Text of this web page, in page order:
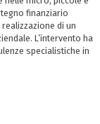
finanziario
realizzazione di un
L’intervento ha
specialistiche in